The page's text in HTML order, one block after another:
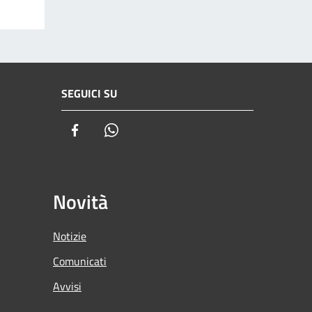
SEGUICI SU
Facebook
Novità
Notizie
Comunicati
Avvisi